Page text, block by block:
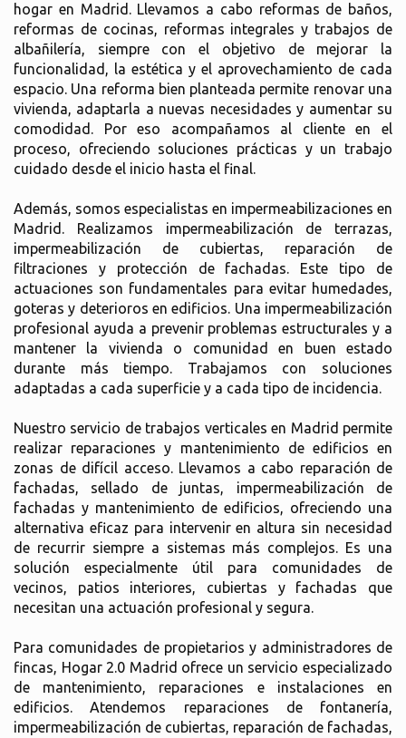
hogar en Madrid. Llevamos a cabo reformas de baños,
reformas de cocinas, reformas integrales y trabajos de
albañilería, siempre con el objetivo de mejorar la
funcionalidad, la estética y el aprovechamiento de cada
espacio. Una reforma bien planteada permite renovar una
vivienda, adaptarla a nuevas necesidades y aumentar su
comodidad. Por eso acompañamos al cliente en el
proceso, ofreciendo soluciones prácticas y un trabajo
cuidado desde el inicio hasta el final.
Además, somos especialistas en impermeabilizaciones en
Madrid. Realizamos impermeabilización de terrazas,
impermeabilización de cubiertas, reparación de
filtraciones y protección de fachadas. Este tipo de
actuaciones son fundamentales para evitar humedades,
goteras y deterioros en edificios. Una impermeabilización
profesional ayuda a prevenir problemas estructurales y a
mantener la vivienda o comunidad en buen estado
durante más tiempo. Trabajamos con soluciones
adaptadas a cada superficie y a cada tipo de incidencia.
Nuestro servicio de trabajos verticales en Madrid permite
realizar reparaciones y mantenimiento de edificios en
zonas de difícil acceso. Llevamos a cabo reparación de
fachadas, sellado de juntas, impermeabilización de
fachadas y mantenimiento de edificios, ofreciendo una
alternativa eficaz para intervenir en altura sin necesidad
de recurrir siempre a sistemas más complejos. Es una
solución especialmente útil para comunidades de
vecinos, patios interiores, cubiertas y fachadas que
necesitan una actuación profesional y segura.
Para comunidades de propietarios y administradores de
fincas, Hogar 2.0 Madrid ofrece un servicio especializado
de mantenimiento, reparaciones e instalaciones en
edificios. Atendemos reparaciones de fontanería,
impermeabilización de cubiertas, reparación de fachadas,